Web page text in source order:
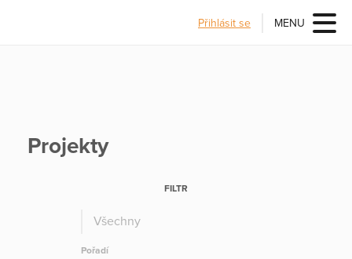
Přihlásit se MENU
Projekty
FILTR
Všechny
Pořadí